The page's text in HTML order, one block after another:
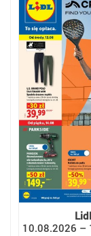
Lidl
10.08.2026 –